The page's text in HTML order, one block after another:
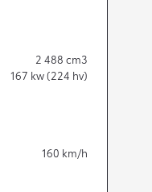
2 488 cm3
167 kw (224 hv)
160 km/h